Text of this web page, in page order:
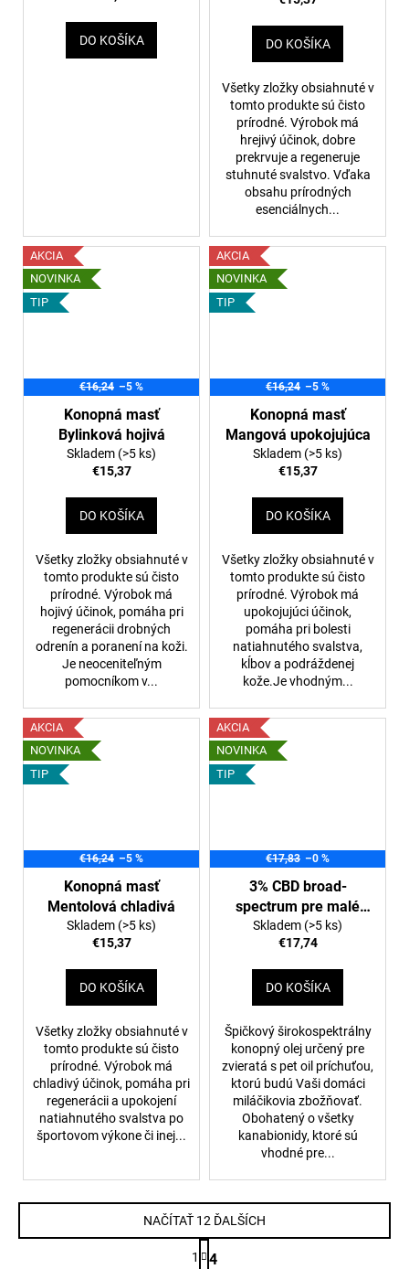
DO KOŠÍKA DO KOŠÍKA
Všetky zložky obsiahnuté v
tomto produkte sú čisto
prírodné. Výrobok má
hrejivý účinok, dobre
prekrvuje a regeneruje
stuhnuté svalstvo. Vďaka
obsahu prírodných
esenciálnych...
AKCIA
NOVINKA
TIP
€16,24 –5 %
Konopná masť
Bylinková hojivá
Skladem (>5 ks)
€15,37
DO KOŠÍKA
Všetky zložky obsiahnuté v
tomto produkte sú čisto
prírodné. Výrobok má
hojivý účinok, pomáha pri
regenerácii drobných
odrenín a poranení na koži.
Je neoceniteľným
pomocníkom v...
AKCIA
NOVINKA
TIP
€16,24 –5 %
Konopná masť
Mangová upokojujúca
Skladem (>5 ks)
€15,37
DO KOŠÍKA
Všetky zložky obsiahnuté v
tomto produkte sú čisto
prírodné. Výrobok má
upokojujúci účinok,
pomáha pri bolesti
natiahnutého svalstva,
kĺbov a podráždenej
kože.Je vhodným...
AKCIA
NOVINKA
TIP
€16,24 –5 %
Konopná masť
Mentolová chladivá
Skladem (>5 ks)
€15,37
DO KOŠÍKA
Všetky zložky obsiahnuté v
tomto produkte sú čisto
prírodné. Výrobok má
chladivý účinok, pomáha pri
regenerácii a upokojení
natiahnutého svalstva po
športovom výkone či inej...
AKCIA
NOVINKA
TIP
€17,83 –0 %
3% CBD broad-
spectrum pre malé
zvieratá
Skladem (>5 ks)
€17,74
DO KOŠÍKA
Špičkový širokospektrálny
konopný olej určený pre
zvieratá s pet oil príchuťou,
ktorú budú Vaši domáci
miláčikovia zbožňovať.
Obohatený o všetky
kanabionidy, ktoré sú
vhodné pre...
NAČÍTAŤ 12 ĎALŠÍCH
S
t
1 4